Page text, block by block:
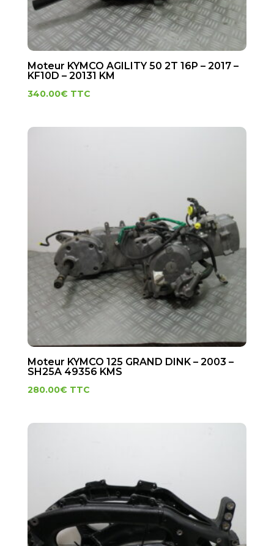
Moteur KYMCO AGILITY 50 2T 16P – 2017 –
KF10D – 20131 KM
340.00€ TTC
Moteur KYMCO 125 GRAND DINK – 2003 –
SH25A 49356 KMS
280.00€ TTC